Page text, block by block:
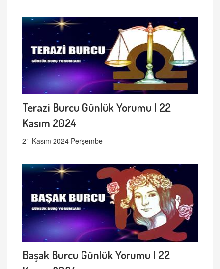
Terazi Burcu Günlük Yorumu | 22
Kasım 2024
21 Kasım 2024 Perşembe
Başak Burcu Günlük Yorumu | 22